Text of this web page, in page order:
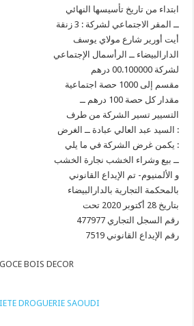
ابتداء من تاريخ تأسيسها النهائي
ــ المقر الاجتماعي لشركة : 3 زنقة
أيت أورير شارع مولاي يوسف
الدارالبيضاء ــ الرأسمال الإجتماعي
لشركة 00.100000 درهم
مقسم إلى 1000 حصة اجتماعية
مقدار كل حصة 100 درهم ــ
التسيير تسير الشركة من طرف
السيد عبد العالي عبادة ــ الغرض :
يكمن غرض الشركة في ما يلي :
ــ بيع وشراء الخشب نجارة الخشب
و الألمنيوم- تم الإيداع القانوني
بالمحكمة التجارية بالدارالبيضاء
بتاريخ 28 أكتوبر 2020 تحت
رقم السجل التجاري 477977
رقم الإيداع القانوني 7519
BOIS DECOR
DROGUERIE SAOUDI